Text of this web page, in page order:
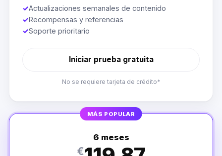
✓Actualizaciones semanales de contenido
✓Recompensas y referencias
✓Soporte prioritario
Iniciar prueba gratuita
No se requiere tarjeta de crédito*
MÁS POPULAR
6 meses
€